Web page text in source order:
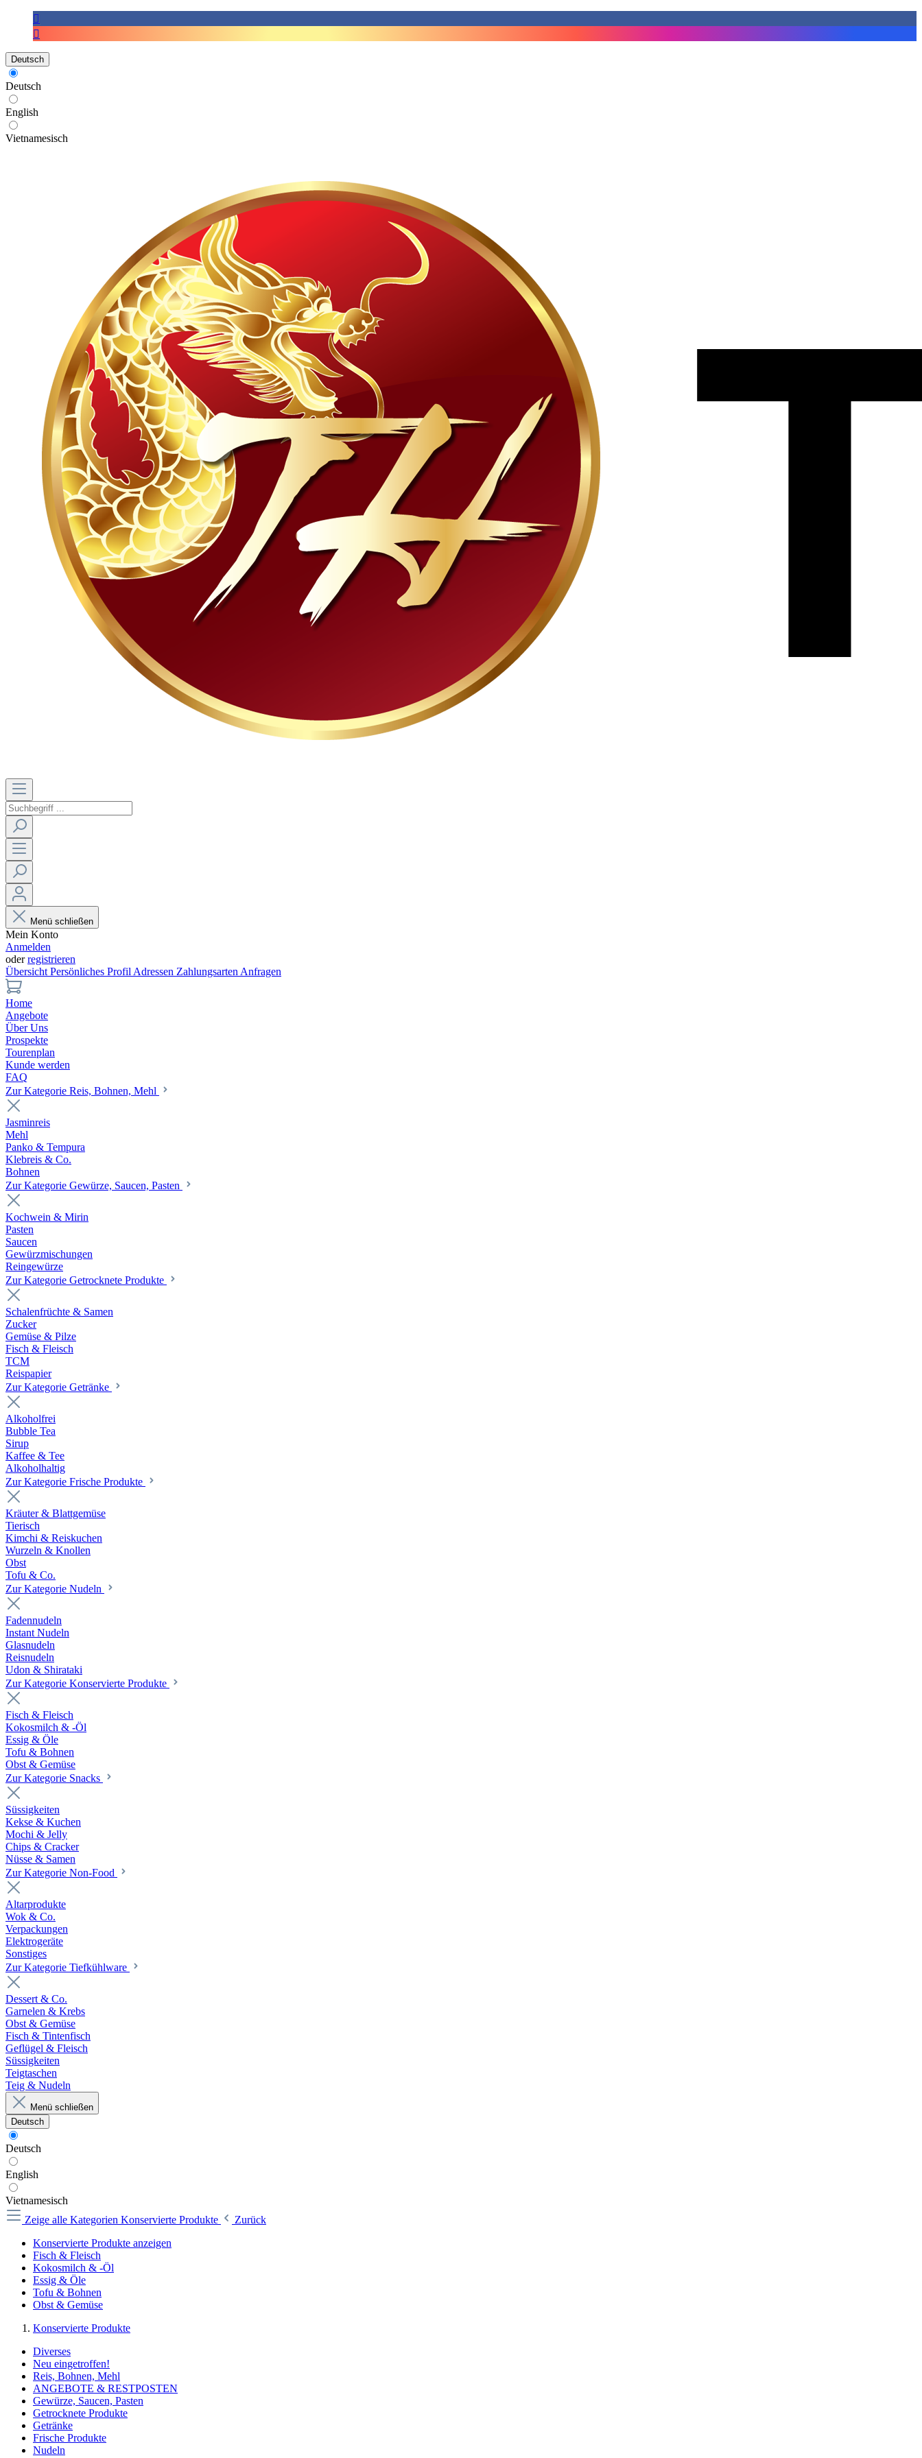
Deutsch
Deutsch
English
Vietnamesisch
Menü schließen
Mein Konto
Anmelden
oderregistrieren
Übersicht Persönliches Profil Adressen Zahlungsarten Anfragen
Home
Angebote
Über Uns
Prospekte
Tourenplan
Kunde werden
FAQ
Zur Kategorie Reis, Bohnen, Mehl
Jasminreis
Mehl
Panko & Tempura
Klebreis & Co.
Bohnen
Zur Kategorie Gewürze, Saucen, Pasten
Kochwein & Mirin
Pasten
Saucen
Gewürzmischungen
Reingewürze
Zur Kategorie Getrocknete Produkte
Schalenfrüchte & Samen
Zucker
Gemüse & Pilze
Fisch & Fleisch
TCM
Reispapier
Zur Kategorie Getränke
Alkoholfrei
Bubble Tea
Sirup
Kaffee & Tee
Alkoholhaltig
Zur Kategorie Frische Produkte
Kräuter & Blattgemüse
Tierisch
Kimchi & Reiskuchen
Wurzeln & Knollen
Obst
Tofu & Co.
Zur Kategorie Nudeln
Fadennudeln
Instant Nudeln
Glasnudeln
Reisnudeln
Udon & Shirataki
Zur Kategorie Konservierte Produkte
Fisch & Fleisch
Kokosmilch & -Öl
Essig & Öle
Tofu & Bohnen
Obst & Gemüse
Zur Kategorie Snacks
Süssigkeiten
Kekse & Kuchen
Mochi & Jelly
Chips & Cracker
Nüsse & Samen
Zur Kategorie Non-Food
Altarprodukte
Wok & Co.
Verpackungen
Elektrogeräte
Sonstiges
Zur Kategorie Tiefkühlware
Dessert & Co.
Garnelen & Krebs
Obst & Gemüse
Fisch & Tintenfisch
Geflügel & Fleisch
Süssigkeiten
Teigtaschen
Teig & Nudeln
Menü schließen
Deutsch
Deutsch
English
Vietnamesisch
Zeige alle Kategorien Konservierte Produkte
Zurück
Konservierte Produkte anzeigen
Fisch & Fleisch
Kokosmilch & -Öl
Essig & Öle
Tofu & Bohnen
Obst & Gemüse
Konservierte Produkte
Diverses
Neu eingetroffen!
Reis, Bohnen, Mehl
ANGEBOTE & RESTPOSTEN
Gewürze, Saucen, Pasten
Getrocknete Produkte
Getränke
Frische Produkte
Nudeln